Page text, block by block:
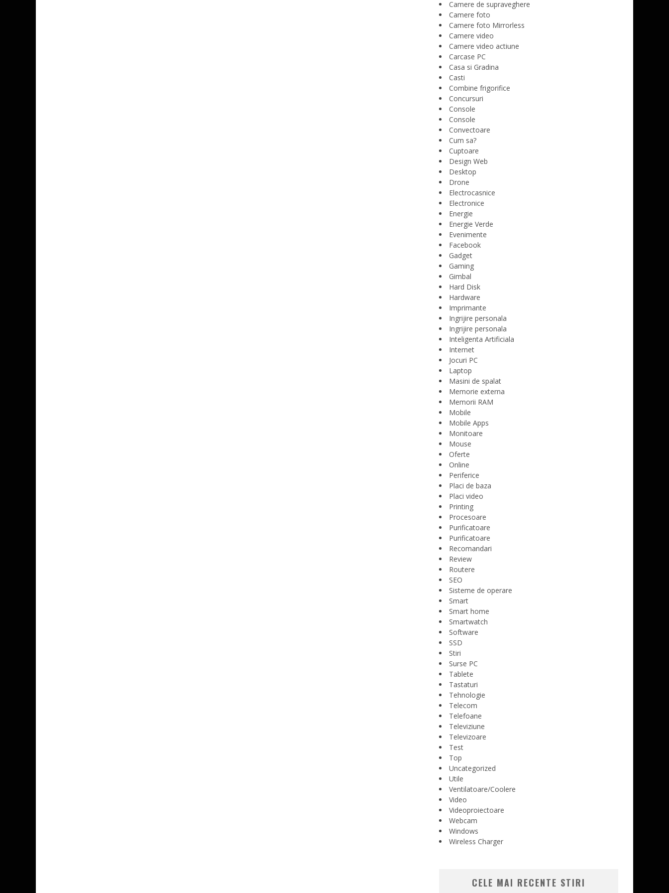
Camere de supraveghere
Camere foto
Camere foto Mirrorless
Camere video
Camere video actiune
Carcase PC
Casa si Gradina
Casti
Combine frigorifice
Concursuri
Console
Console
Convectoare
Cum sa?
Cuptoare
Design Web
Desktop
Drone
Electrocasnice
Electronice
Energie
Energie Verde
Evenimente
Facebook
Gadget
Gaming
Gimbal
Hard Disk
Hardware
Imprimante
Ingrijire personala
Ingrijire personala
Inteligenta Artificiala
Internet
Jocuri PC
Laptop
Masini de spalat
Memorie externa
Memorii RAM
Mobile
Mobile Apps
Monitoare
Mouse
Oferte
Online
Periferice
Placi de baza
Placi video
Printing
Procesoare
Purificatoare
Purificatoare
Recomandari
Review
Routere
SEO
Sisteme de operare
Smart
Smart home
Smartwatch
Software
SSD
Stiri
Surse PC
Tablete
Tastaturi
Tehnologie
Telecom
Telefoane
Televiziune
Televizoare
Test
Top
Uncategorized
Utile
Ventilatoare/Coolere
Video
Videoproiectoare
Webcam
Windows
Wireless Charger
CELE MAI RECENTE STIRI